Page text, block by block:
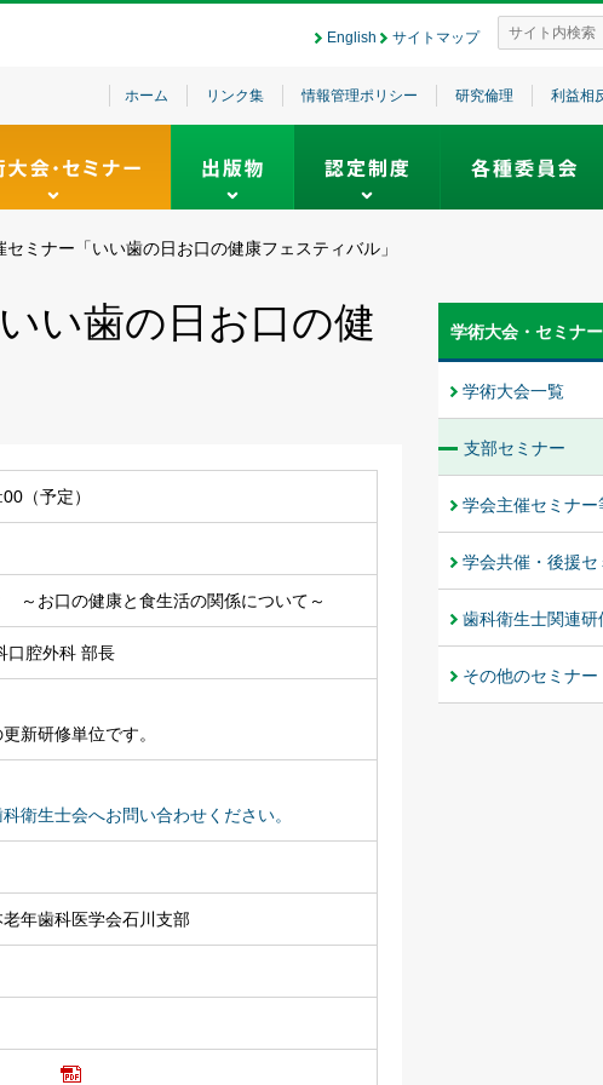
English サイトマップ
ホーム リンク集 情報管理ポリシー 研究倫理 利益相
セミナー「いい歯の日お口の健康フェスティバル」
い歯の日お口の健
（予定）
～お口の健康と食生活の関係について～
口腔外科 部長
新研修単位です。
科衛生士会へお問い合わせください。
老年歯科医学会石川支部
学術大会・セミナー
学術大会一覧
支部セミナー
学会主催セミナー
学会共催・後援セ
歯科衛生士関連研
その他のセミナー